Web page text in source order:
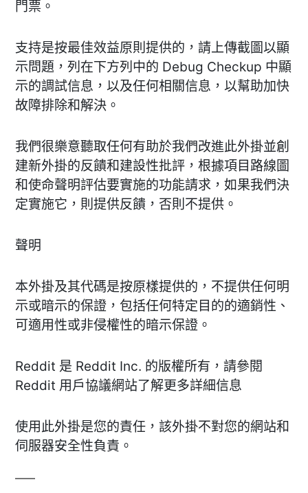
門票。
支持是按最佳效益原則提供的，請上傳截圖以顯
示問題，列在下方列中的 Debug Checkup 中顯
示的調試信息，以及任何相關信息，以幫助加快
故障排除和解決。
我們很樂意聽取任何有助於我們改進此外掛並創
建新外掛的反饋和建設性批評，根據項目路線圖
和使命聲明評估要實施的功能請求，如果我們決
定實施它，則提供反饋，否則不提供。
聲明
本外掛及其代碼是按原樣提供的，不提供任何明
示或暗示的保證，包括任何特定目的的適銷性、
可適用性或非侵權性的暗示保證。
Reddit 是 Reddit Inc. 的版權所有，請參閱
Reddit 用戶協議網站了解更多詳細信息
使用此外掛是您的責任，該外掛不對您的網站和
伺服器安全性負責。